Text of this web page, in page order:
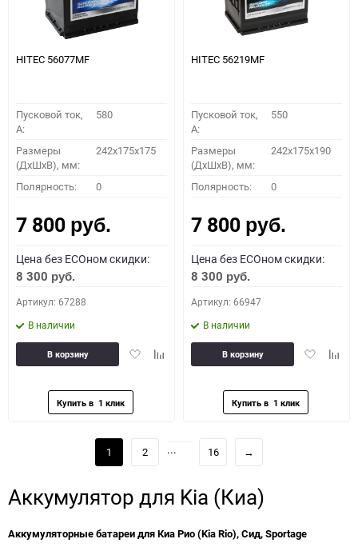
HITEC 56077MF
Пусковой ток,
A:
580
Размеры
(ДхШхВ), мм:
242x175x175
Полярность: 0
7 800 руб.
Цена без ECOном скидки:
8 300 руб.
Артикул: 67288
В наличии
ДобавитьДобавить
В корзину
HITEC 56219MF
Пусковой ток,
A:
550
Размеры
(ДхШхВ), мм:
242x175x190
Полярность: 0
7 800 руб.
Цена без ECOном скидки:
8 300 руб.
Артикул: 66947
В наличии
Добавить
В корзину
1 2 ... 16 →
Аккумулятор для Kia (Киа)
Аккумуляторные батареи для Киа Рио (Kia Rio), Сид, Sportage